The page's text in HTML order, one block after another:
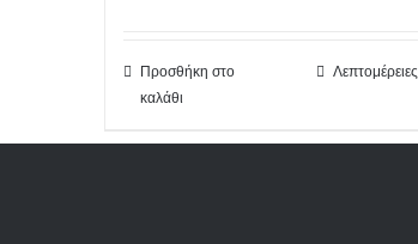
Προσθήκη στο
καλάθι
Λεπτομέρειες